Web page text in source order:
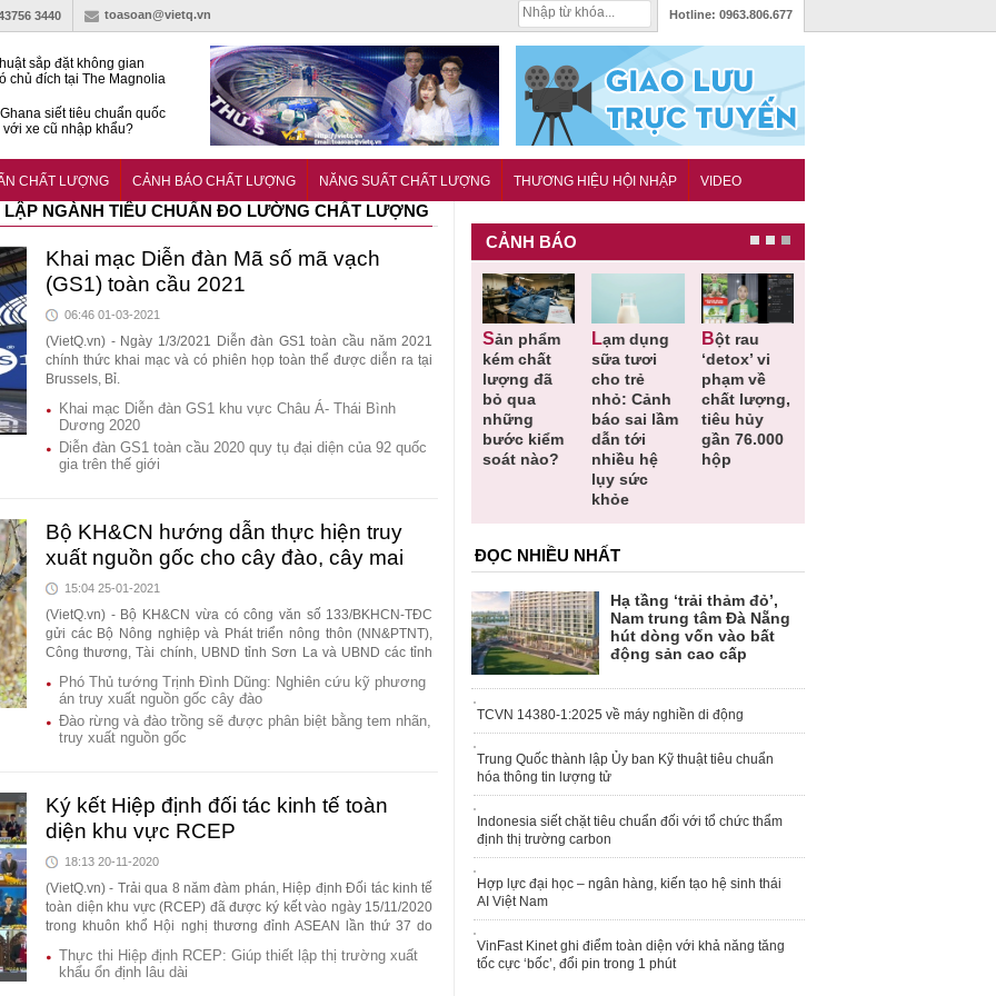
3440 toasoan@vietq.vn Hotline: 0963.806.677
sắp đặt không gian
chủ đích tại The Magnolia
siết tiêu chuẩn quốc
với xe cũ nhập khẩu?
‘trải thảm đỏ’, Nam trung
Nẵng hút dòng vốn vào bất
CHẤT LƯỢNG CẢNH BÁO CHẤT LƯỢNG NĂNG SUẤT CHẤT LƯỢNG THƯƠNG HIỆU HỘI NHẬP VIDEO
NGÀNH TIÊU CHUẨN ĐO LƯỜNG CHẤT LƯỢNG
Khai mạc Diễn đàn Mã số mã vạch
(GS1) toàn cầu 2021
06:46 01-03-2021
(VietQ.vn) - Ngày 1/3/2021 Diễn đàn GS1 toàn cầu năm 2021
chính thức khai mạc và có phiên họp toàn thể được diễn ra tại
Brussels, Bỉ.
Khai mạc Diễn đàn GS1 khu vực Châu Á- Thái Bình
Dương 2020
Diễn đàn GS1 toàn cầu 2020 quy tụ đại diện của 92 quốc
gia trên thế giới
Bộ KH&CN hướng dẫn thực hiện truy
xuất nguồn gốc cho cây đào, cây mai
15:04 25-01-2021
(VietQ.vn) - Bộ KH&CN vừa có công văn số 133/BKHCN-TĐC
gửi các Bộ Nông nghiệp và Phát triển nông thôn (NN&PTNT),
Công thương, Tài chính, UBND tỉnh Sơn La và UBND các tỉnh
nguồn gốc cho cây đào, cây mai.
Phó Thủ tướng Trịnh Đình Dũng: Nghiên cứu kỹ phương
án truy xuất nguồn gốc cây đào
Đào rừng và đào trồng sẽ được phân biệt bằng tem nhãn,
truy xuất nguồn gốc
Ký kết Hiệp định đối tác kinh tế toàn
diện khu vực RCEP
18:13 20-11-2020
(VietQ.vn) - Trải qua 8 năm đàm phán, Hiệp định Đối tác kinh tế
toàn diện khu vực (RCEP) đã được ký kết vào ngày 15/11/2020
trong khuôn khổ Hội nghị thương đỉnh ASEAN lần thứ 37 do
Thực thi Hiệp định RCEP: Giúp thiết lập thị trường xuất
khẩu ổn định lâu dài
CẢNH BÁO
Thu hồi
Cao lỏng
Cảm cúm
Bảo
Phương
không đạt
chất lượng
Người tiêu
dùng cần
lựa chọn
thịt lợn đạt
tiêu chuẩn
và an toàn
Cảnh báo
sản phẩm
bị thu hồi
do mất an
toàn có thể
xuất hiện
Thu hồi
toàn quốc
nước rửa
tay dạng
bọt Layer
Clean do
Sản phẩm
kém chất
lượng đã
bỏ qua
những
bước kiểm
soát nào?
Lạm dụng
sữa tươi
cho trẻ
nhỏ: Cảnh
báo sai lầm
dẫn tới
nhiều hệ
lụy sức
khỏe
Bột rau
‘detox’ vi
phạm về
chất lượng,
tiêu hủy
gần 76.000
hộp
ĐỌC NHIỀU NHẤT
Hạ tầng ‘trải thảm đỏ’,
Nam trung tâm Đà Nẵng
hút dòng vốn vào bất
động sản cao cấp
TCVN 14380-1:2025 về máy nghiền di động
Trung Quốc thành lập Ủy ban Kỹ thuật tiêu chuẩn
hóa thông tin lượng tử
Indonesia siết chặt tiêu chuẩn đối với tổ chức thẩm
định thị trường carbon
Hợp lực đại học – ngân hàng, kiến tạo hệ sinh thái
AI Việt Nam
VinFast Kinet ghi điểm toàn diện với khả năng tăng
tốc cực ‘bốc’, đổi pin trong 1 phút